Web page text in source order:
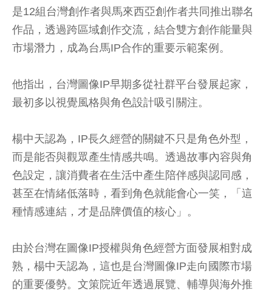
是12組台灣創作者與馬來西亞創作者共同推出聯名
作品，透過跨區域創作交流，結合雙方創作能量與
市場潛力，成為台馬IP合作的重要示範案例。
他指出，台灣圖像IP早期多從社群平台發展起家，
最初多以視覺風格與角色設計吸引關注。
楊中天認為，IP長久經營的關鍵不只是角色外型，
而是能否與觀眾產生情感共鳴。透過故事內容與角
色設定，讓消費者在生活中產生陪伴感與認同感，
甚至在情緒低落時，看到角色就能會心一笑，「這
種情感連結，才是品牌價值的核心」。
由於台灣在圖像IP授權與角色經營方面發展相對成
熟，楊中天認為，這也是台灣圖像IP走向國際市場
的重要優勢。文策院近年透過展覽、輔導與海外推